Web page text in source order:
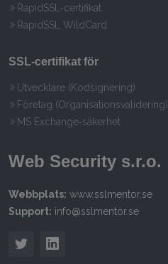
RapidSSL‑certifikat
RapidSSL WildCard
SSL‑certifikat för
Utvecklare (Kodsignering)
Företag (Organisationsvalidering)
MS Exchange‑säkerhet
Web Security s.r.o.
Webbplats: www.sslmentor.se
Support: info@sslmentor.se